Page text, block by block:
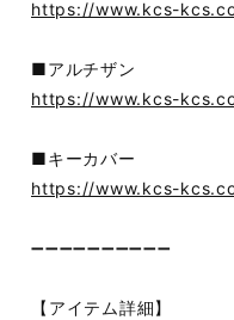
https://www.kcs-
■アルチザン
https://www.kcs-
■キーカバー
https://www.kcs-
➖➖➖➖➖➖➖➖➖➖
【アイテム詳細】